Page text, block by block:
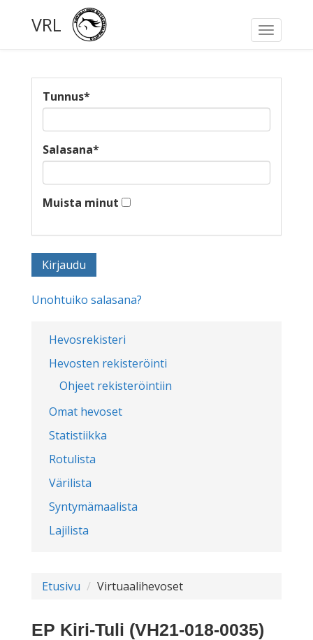
Toggle
VRL
Hevosrekisteri
Hevosten rekisteröinti
Ohjeet rekisteröintiin
Omat hevoset
Statistiikka
Rotulista
Värilista
Syntymämaalista
Lajilista
Tunnus*
Salasana*
Muista minut
Unohtuiko salasana?
Etusivu Virtuaalihevoset
EP Kiri-Tuli (VH21-018-0035)